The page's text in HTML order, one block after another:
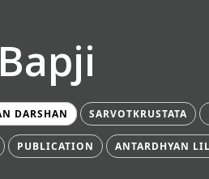
DARSHAN SARVOTKRUSTATA
PUBLICATION ANTARDHYAN